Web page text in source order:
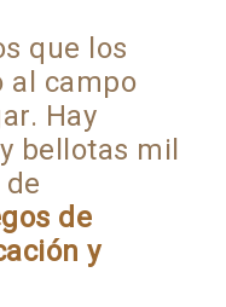
que los
al campo
Hay
bellotas mil
de
y